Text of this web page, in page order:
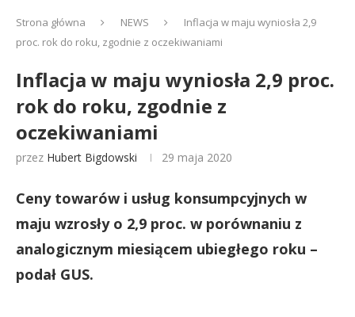
Strona główna NEWS
Inflacja w maju wyniosła 2,9
proc. rok do roku, zgodnie z oczekiwaniami
Inflacja w maju wyniosła 2,9 proc.
rok do roku, zgodnie z
oczekiwaniami
przez Hubert Bigdowski 29 maja 2020
Ceny towarów i usług konsumpcyjnych w
maju wzrosły o 2,9 proc. w porównaniu z
analogicznym miesiącem ubiegłego roku –
podał GUS.